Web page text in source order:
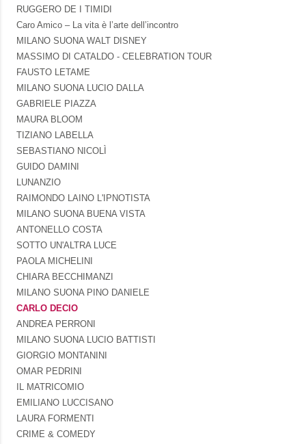
RUGGERO DE I TIMIDI
Caro Amico – La vita è l’arte dell’incontro
MILANO SUONA WALT DISNEY
MASSIMO DI CATALDO - CELEBRATION TOUR
FAUSTO LETAME
MILANO SUONA LUCIO DALLA
GABRIELE PIAZZA
MAURA BLOOM
TIZIANO LABELLA
SEBASTIANO NICOLÌ
GUIDO DAMINI
LUNANZIO
RAIMONDO LAINO L'IPNOTISTA
MILANO SUONA BUENA VISTA
ANTONELLO COSTA
SOTTO UN'ALTRA LUCE
PAOLA MICHELINI
CHIARA BECCHIMANZI
MILANO SUONA PINO DANIELE
CARLO DECIO
ANDREA PERRONI
MILANO SUONA LUCIO BATTISTI
GIORGIO MONTANINI
OMAR PEDRINI
IL MATRICOMIO
EMILIANO LUCCISANO
LAURA FORMENTI
CRIME & COMEDY